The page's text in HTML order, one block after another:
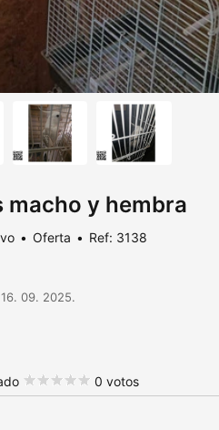
macho y hembra
Oferta Ref: 3138
09. 2025.
0 votos